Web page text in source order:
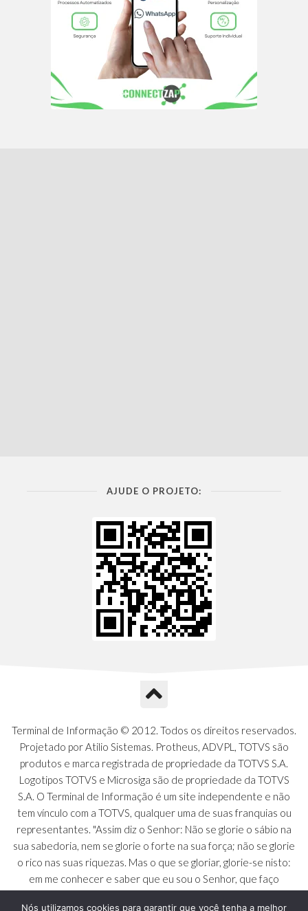
AJUDE O PROJETO:
Terminal de Informação © 2012. Todos os direitos reservados.
Projetado por Atilio Sistemas. Protheus, ADVPL, TOTVS são
produtos e marca registrada de propriedade da TOTVS S.A.
Logotipos TOTVS e Microsiga são de propriedade da TOTVS
S.A. O Terminal de Informação é um site independente e não
tem vínculo com a TOTVS, qualquer uma de suas franquias ou
representantes. "Assim diz o Senhor: Não se glorie o sábio na
sua sabedoria, nem se glorie o forte na sua força; não se glorie
o rico nas suas riquezas. Mas o que se gloriar, glorie-se nisto:
em me conhecer e saber que eu sou o Senhor, que faço
Nós utilizamos cookies para garantir que você tenha a melhor